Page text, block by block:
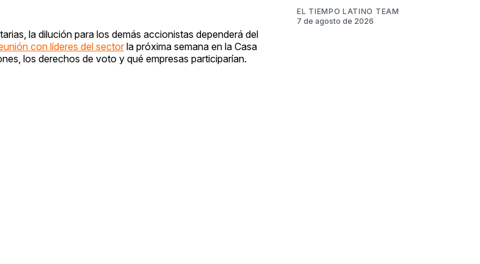
la dilución para los demás accionistas dependerá del
con líderes del sectorla próxima semana en la Casa
los derechos de voto y qué empresas participarían.
EL TIEMPO LATINO TEAM
7 de agosto de 2026